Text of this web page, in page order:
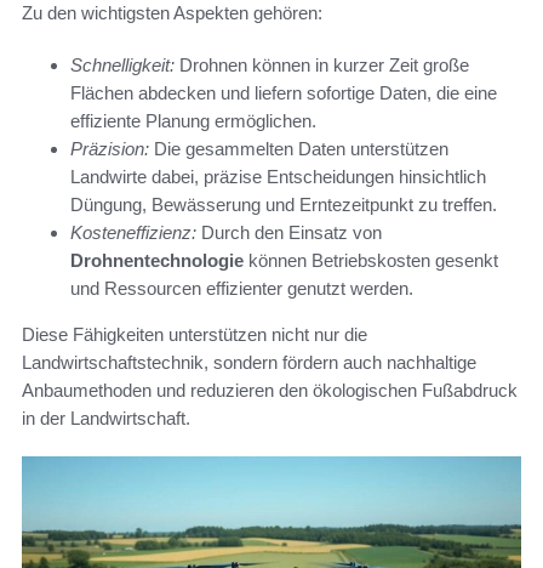
Zu den wichtigsten Aspekten gehören:
Schnelligkeit: Drohnen können in kurzer Zeit große
Flächen abdecken und liefern sofortige Daten, die eine
effiziente Planung ermöglichen.
Präzision: Die gesammelten Daten unterstützen
Landwirte dabei, präzise Entscheidungen hinsichtlich
Düngung, Bewässerung und Erntezeitpunkt zu treffen.
Kosteneffizienz: Durch den Einsatz von
Drohnentechnologie können Betriebskosten gesenkt
und Ressourcen effizienter genutzt werden.
Diese Fähigkeiten unterstützen nicht nur die
Landwirtschaftstechnik, sondern fördern auch nachhaltige
Anbaumethoden und reduzieren den ökologischen Fußabdruck
in der Landwirtschaft.